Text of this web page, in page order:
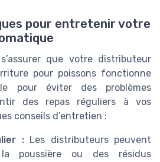
pour entretenir votre
que votre distributeur
pour poissons fonctionne
pour éviter des problèmes
des repas réguliers à vos
conseils d’entretien :
:Les distributeurs peuvent
poussière ou des résidus